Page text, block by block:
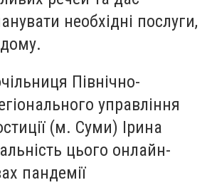
необхідні послуги,
Північно-
управління
(м. Суми) Ірина
цього онлайн-
пандемії